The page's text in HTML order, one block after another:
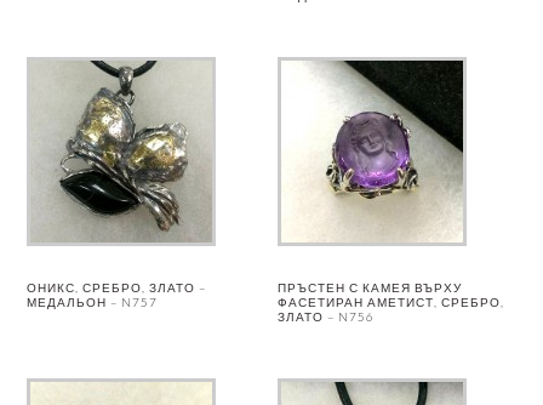
ОНИКС, СРЕБРО, ЗЛАТО –
МЕДАЛЬОН – N757
ПРЪСТЕН С КАМЕЯ ВЪРХУ
ФАСЕТИРАН АМЕТИСТ, СРЕБРО,
ЗЛАТО – N756